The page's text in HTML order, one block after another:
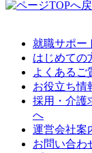
就職サポー
はじめての
よくあるご
お役立ち情
採用・介護
へ
運営会社案
お問い合わ